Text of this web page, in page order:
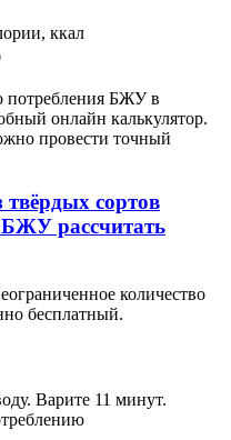
ккал
потребления БЖУ в
онлайн калькулятор.
провести точный
сортов
рассчитать
количество
бесплатный.
Варите 11 минут.